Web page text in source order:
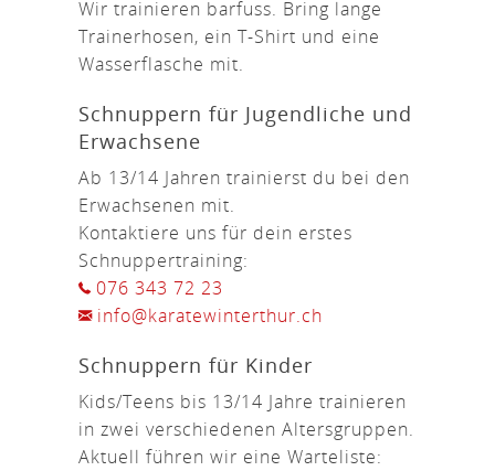
Wir trainieren barfuss. Bring lange
Trainerhosen, ein T-Shirt und eine
Wasserflasche mit.
Schnuppern für Jugendliche und
Erwachsene
Ab 13/14 Jahren trainierst du bei den
Erwachsenen mit.
Kontaktiere uns für dein erstes
Schnuppertraining:
076 343 72 23
info@karatewinterthur.ch
Schnuppern für Kinder
Kids/Teens bis 13/14 Jahre trainieren
in zwei verschiedenen Altersgruppen.
Aktuell führen wir eine Warteliste: